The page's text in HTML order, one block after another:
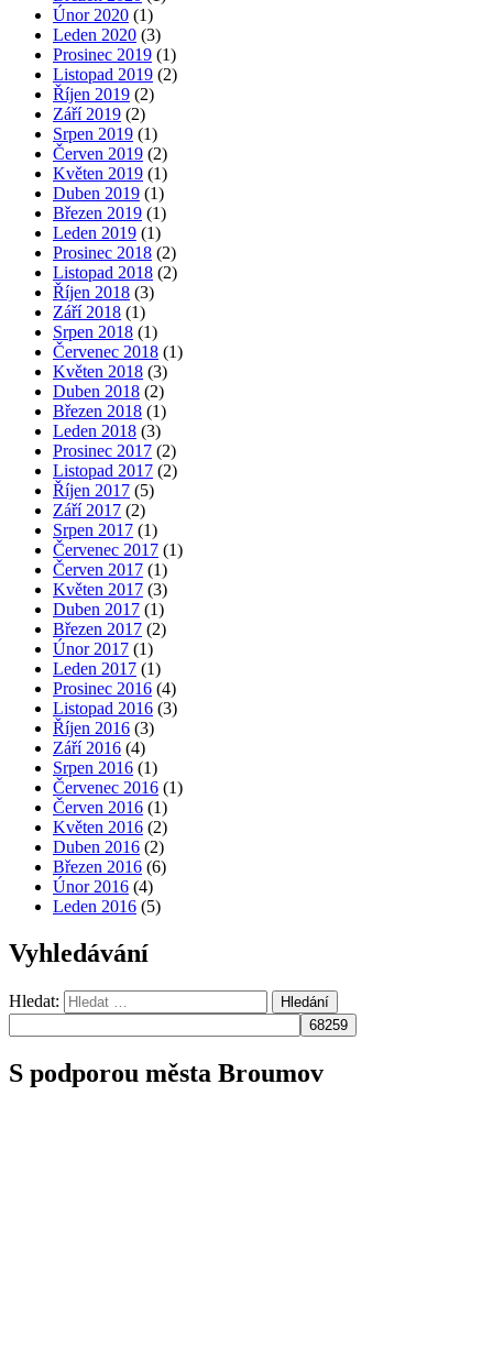
Únor 2020 (1)
Leden 2020 (3)
Prosinec 2019 (1)
Listopad 2019 (2)
Říjen 2019 (2)
Září 2019 (2)
Srpen 2019 (1)
Červen 2019 (2)
Květen 2019 (1)
Duben 2019 (1)
Březen 2019 (1)
Leden 2019 (1)
Prosinec 2018 (2)
Listopad 2018 (2)
Říjen 2018 (3)
Září 2018 (1)
Srpen 2018 (1)
Červenec 2018 (1)
Květen 2018 (3)
Duben 2018 (2)
Březen 2018 (1)
Leden 2018 (3)
Prosinec 2017 (2)
Listopad 2017 (2)
Říjen 2017 (5)
Září 2017 (2)
Srpen 2017 (1)
Červenec 2017 (1)
Červen 2017 (1)
Květen 2017 (3)
Duben 2017 (1)
Březen 2017 (2)
Únor 2017 (1)
Leden 2017 (1)
Prosinec 2016 (4)
Listopad 2016 (3)
Říjen 2016 (3)
Září 2016 (4)
Srpen 2016 (1)
Červenec 2016 (1)
Červen 2016 (1)
Květen 2016 (2)
Duben 2016 (2)
Březen 2016 (6)
Únor 2016 (4)
Leden 2016 (5)
Vyhledávání
Hledat: Hledání
S podporou města Broumov